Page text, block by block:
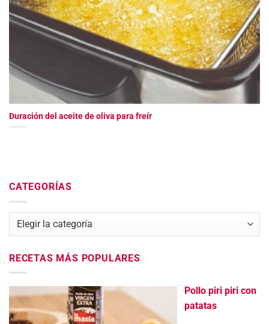
Duración del aceite de oliva para freír
CATEGORÍAS
Categorías
RECETAS MÁS POPULARES
Pollo piri piri con
patatas